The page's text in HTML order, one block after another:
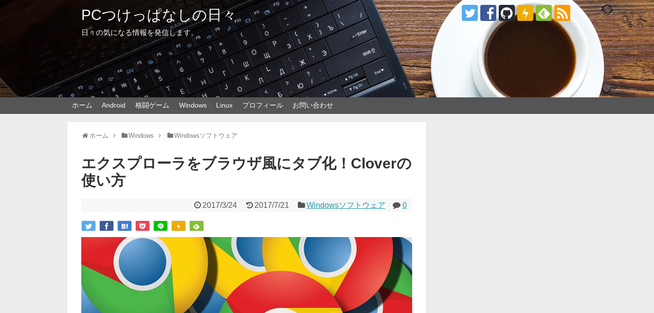
PCつけっぱなしの日々
日々の気になる情報を発信します。
ホーム Android 格闘ゲーム Windows Linux プロフィール お問い合わせ
ホーム Windows Windowsソフトウェア
エクスプローラをブラウザ風にタブ化！Cloverの
使い方
2017/3/24 2017/7/21 Windowsソフトウェア 0